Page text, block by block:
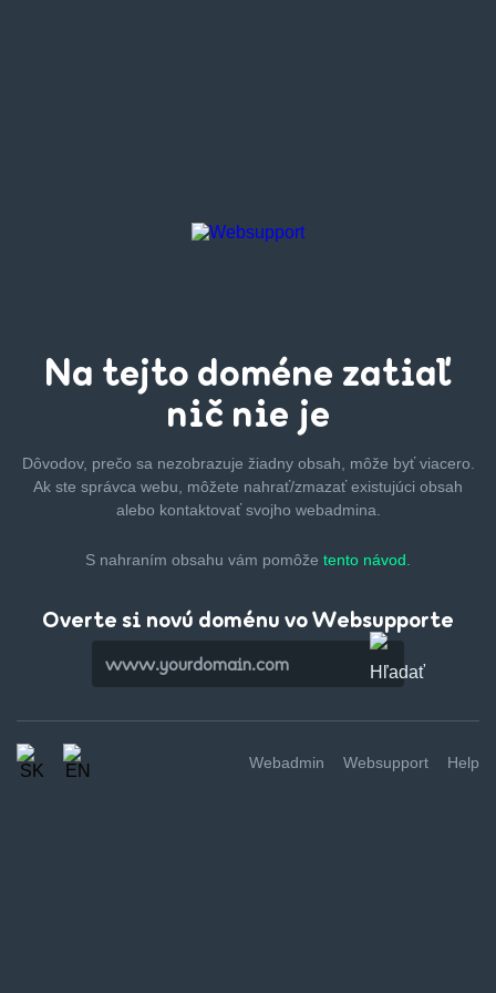
Na tejto doméne zatiaľ
nič nie je
Dôvodov, prečo sa nezobrazuje žiadny obsah, môže byťviacero.
Ak ste správca webu, môžete nahrať/zmazaťexistujúci obsah
alebo kontaktovať svojho webadmina.
S nahraním obsahu vám pomôže tento návod.
Overte si novú doménu vo Websupporte
Webadmin Websupport Help